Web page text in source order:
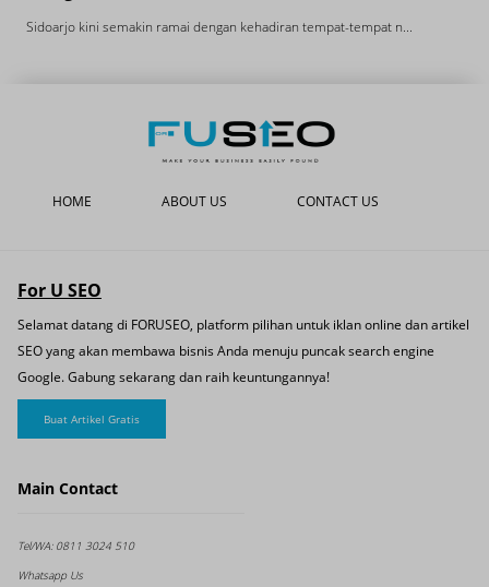
Sidoarjo kini semakin ramai dengan kehadiran tempat-tempat n...
HOME ABOUT US CONTACT US
For U SEO
Selamat datang di FORUSEO, platform pilihan untuk iklan online dan artikel
SEO yang akan membawa bisnis Anda menuju puncak search engine
Google. Gabung sekarang dan raih keuntungannya!
Buat Artikel Gratis
Main Contact
Tel/WA:0811 3024 510
Whatsapp Us